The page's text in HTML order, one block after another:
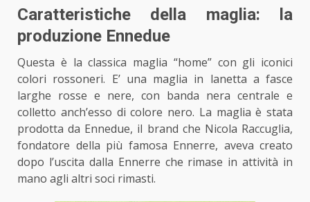
Caratteristiche della maglia: la
produzione Ennedue
Questa è la classica maglia “home” con gli iconici
colori rossoneri. E’ una maglia in lanetta a fasce
larghe rosse e nere, con banda nera centrale e
colletto anch’esso di colore nero. La maglia è stata
prodotta da Ennedue, il brand che Nicola Raccuglia,
fondatore della più famosa Ennerre, aveva creato
dopo l’uscita dalla Ennerre che rimase in attività in
mano agli altri soci rimasti.